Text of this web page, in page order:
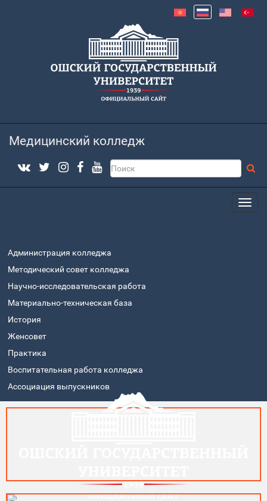
Медицинский колледж
Администрация колледжа
Методический совет колледжа
Научно-исследовательская работа
Материально-техническая база
История
Женсовет
Практика
Воспитательная работа колледжа
Ассоциация выпускников